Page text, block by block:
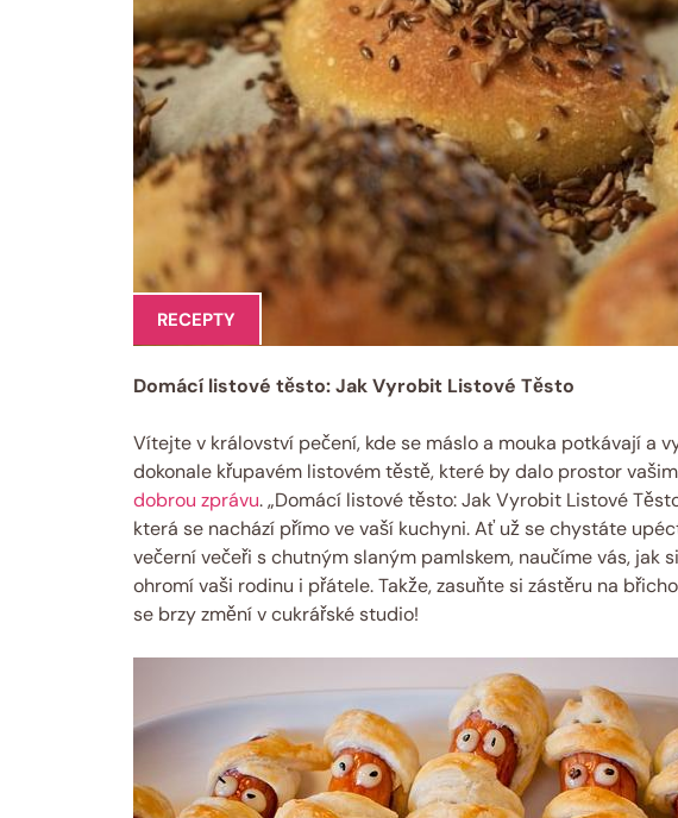
RECEPTY
Domácí listové těsto: Jak Vyrobit Listové Těsto
Vítejte v království pečení, kde se máslo a mouka potkávají a
dokonale křupavém listovém těstě, které by dalo prostor
dobrou zprávu. „Domácí listové těsto: Jak Vyrobit Listové
která se nachází přímo ve vaší kuchyni. Ať už se chystáte
večerní večeři s chutným slaným pamlskem, naučíme vás,
ohromí vaši rodinu i přátele. Takže, zasuňte si zástěru na
se brzy změní v cukrářské studio!